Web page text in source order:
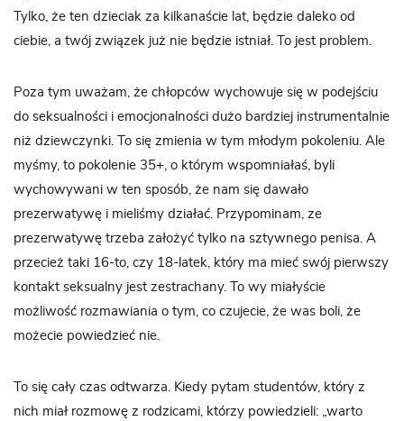
Tylko, że ten dzieciak za kilkanaście lat, będzie daleko od
ciebie, a twój związek już nie będzie istniał. To jest problem.
Poza tym uważam, że chłopców wychowuje się w podejściu
do seksualności i emocjonalności dużo bardziej instrumentalnie
niż dziewczynki. To się zmienia w tym młodym pokoleniu. Ale
myśmy, to pokolenie 35+, o którym wspomniałaś, byli
wychowywani w ten sposób, że nam się dawało
prezerwatywę i mieliśmy działać. Przypominam, ze
prezerwatywę trzeba założyć tylko na sztywnego penisa. A
przecież taki 16-to, czy 18-latek, który ma mieć swój pierwszy
kontakt seksualny jest zestrachany. To wy miałyście
możliwość rozmawiania o tym, co czujecie, że was boli, że
możecie powiedzieć nie.
To się cały czas odtwarza. Kiedy pytam studentów, który z
nich miał rozmowę z rodzicami, którzy powiedzieli: „warto